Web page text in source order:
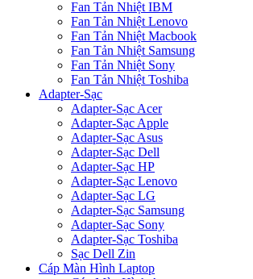
Fan Tản Nhiệt IBM
Fan Tản Nhiệt Lenovo
Fan Tản Nhiệt Macbook
Fan Tản Nhiệt Samsung
Fan Tản Nhiệt Sony
Fan Tản Nhiệt Toshiba
Adapter-Sạc
Adapter-Sạc Acer
Adapter-Sạc Apple
Adapter-Sạc Asus
Adapter-Sạc Dell
Adapter-Sạc HP
Adapter-Sạc Lenovo
Adapter-Sạc LG
Adapter-Sạc Samsung
Adapter-Sạc Sony
Adapter-Sạc Toshiba
Sạc Dell Zin
Cáp Màn Hình Laptop